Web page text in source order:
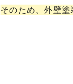
そのため、外壁